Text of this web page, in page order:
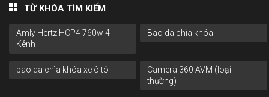
TỪ KHÓA TÌM KIẾM
Amly Hertz HCP4 760w 4
Kênh
Bao da chìa khóa
bao da chìa khóa xe ô tô
Camera 360 AVM (loại
thường)